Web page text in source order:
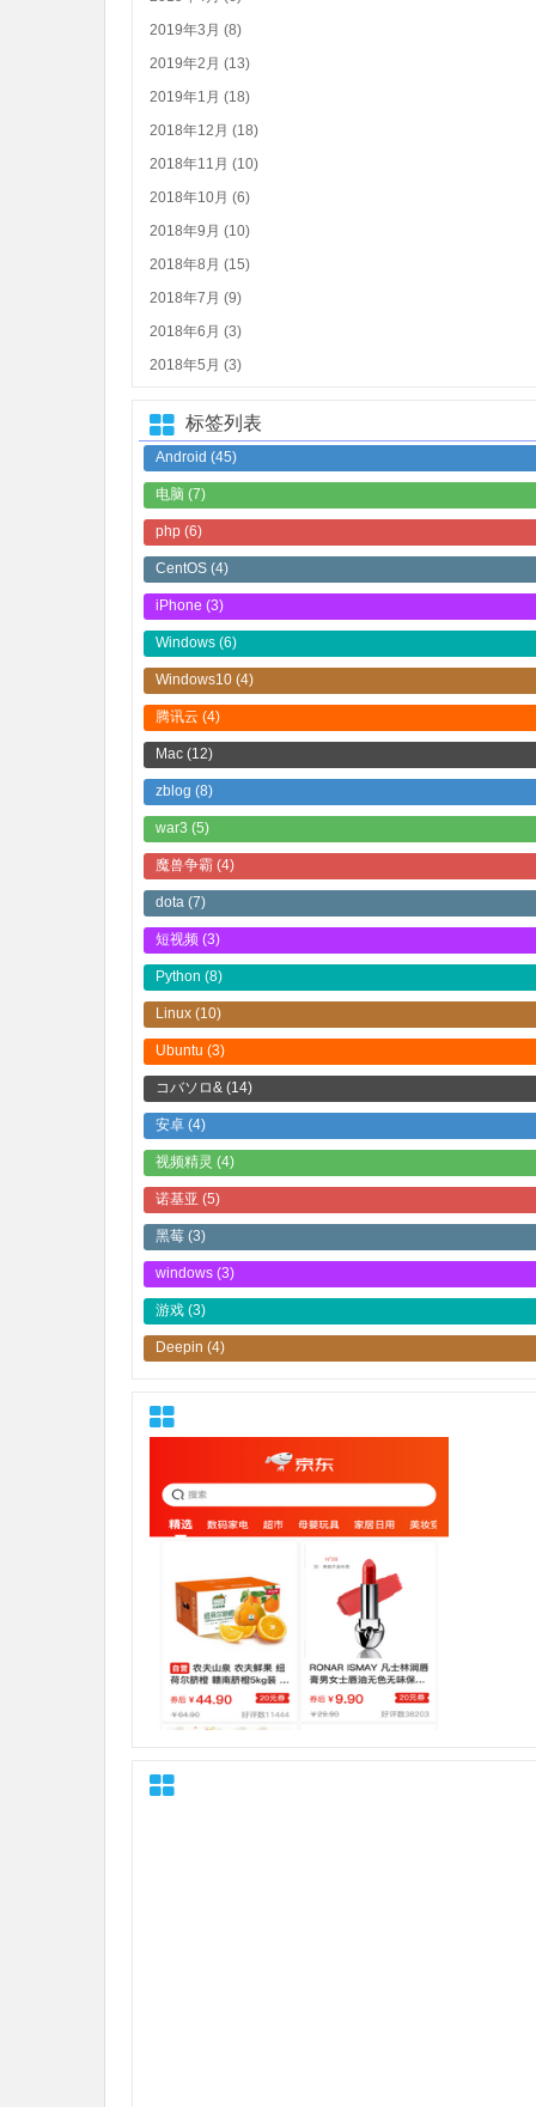
2019年3月 (8)
2019年2月 (13)
2019年1月 (18)
2018年12月 (18)
2018年11月 (10)
2018年10月 (6)
2018年9月 (10)
2018年8月 (15)
2018年7月 (9)
2018年6月 (3)
2018年5月 (3)
标签列表
Android (45)
电脑 (7)
php (6)
CentOS (4)
iPhone (3)
Windows (6)
Windows10 (4)
腾讯云 (4)
Mac (12)
zblog (8)
war3 (5)
魔兽争霸 (4)
dota (7)
短视频 (3)
Python (8)
Linux (10)
Ubuntu (3)
コバソロ& (14)
安卓 (4)
视频精灵 (4)
诺基亚 (5)
黑莓 (3)
windows (3)
游戏 (3)
Deepin (4)